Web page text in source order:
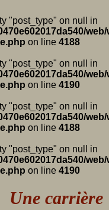
"post_type" on null in
web/
on line 4188
"post_type" on null in
web/
on line 4190
"post_type" on null in
web/
on line 4188
"post_type" on null in
web/
on line 4190
carrière